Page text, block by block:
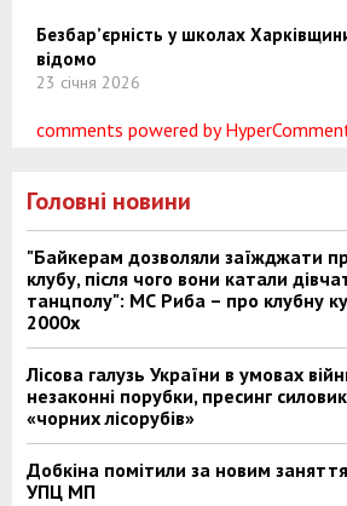
Безбар’єрність у школах
відомо
23 січня 2026
comments powered by
Головні новини
"Байкерам дозволяли заїжджати
клубу, після чого вони катали
танцполу": МС Риба – про клубну
2000х
Лісова галузь України в умовах
незаконні порубки, пресинг
«чорних лісорубів»
Добкіна помітили за новим
УПЦ МП